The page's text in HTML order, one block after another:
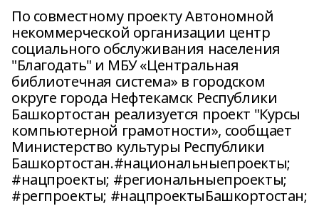
По совместному проекту Автономной
некоммерческой организации центр
социального обслуживания населения
"Благодать" и МБУ «Центральная
библиотечная система» в городском
округе города Нефтекамск Республики
Башкортостан реализуется проект "Курсы
компьютерной грамотности», сообщает
Министерство культуры Республики
Башкортостан.#национальныепроекты;
#нацпроекты; #региональныепроекты;
#регпроекты; #нацпроектыБашкортостан;